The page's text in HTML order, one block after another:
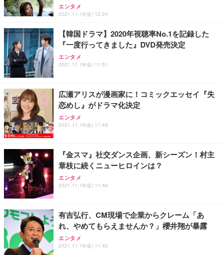
エンタメ
2021.11.19(金) 12:24
【韓国ドラマ】2020年視聴率No.1を記録した
『一度行ってきました』DVD発売決定
エンタメ
2021.11.19(金) 11:51
広瀬アリスが漫画家に！コミックエッセイ『失
恋めし』がドラマ化決定
エンタメ
2021.11.19(金) 11:49
『金スマ』社交ダンス企画、新シーズン！村主
章枝に続くニューヒロインは？
エンタメ
2021.11.19(金) 11:46
有吉弘行、CM現場で企業からクレーム「あ
れ、やめてもらえませんか？」櫻井翔が暴露
エンタメ
2021.11.19(金) 11:40